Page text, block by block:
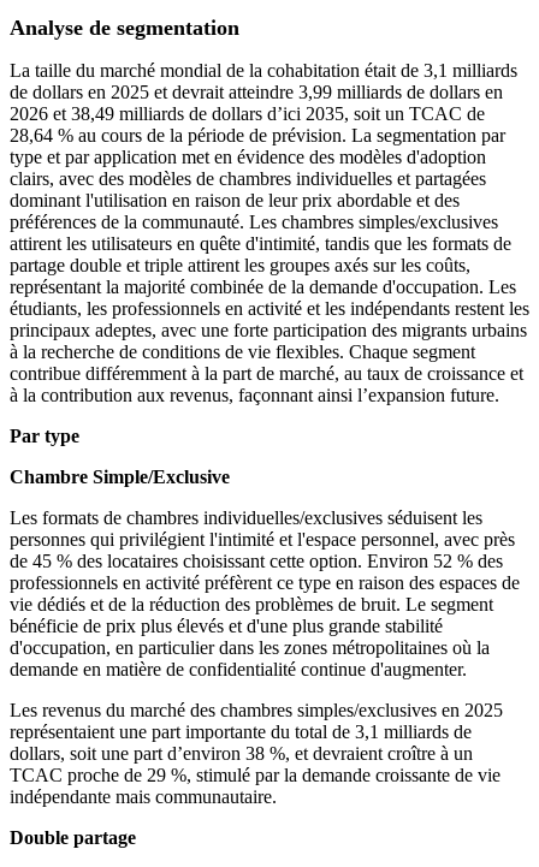
Analyse de segmentation
La taille du marché mondial de la cohabitation était de 3,1 milliards
de dollars en 2025 et devrait atteindre 3,99 milliards de dollars en
2026 et 38,49 milliards de dollars d’ici 2035, soit un TCAC de
28,64 % au cours de la période de prévision. La segmentation par
type et par application met en évidence des modèles d'adoption
clairs, avec des modèles de chambres individuelles et partagées
dominant l'utilisation en raison de leur prix abordable et des
préférences de la communauté. Les chambres simples/exclusives
attirent les utilisateurs en quête d'intimité, tandis que les formats de
partage double et triple attirent les groupes axés sur les coûts,
représentant la majorité combinée de la demande d'occupation. Les
étudiants, les professionnels en activité et les indépendants restent les
principaux adeptes, avec une forte participation des migrants urbains
à la recherche de conditions de vie flexibles. Chaque segment
contribue différemment à la part de marché, au taux de croissance et
à la contribution aux revenus, façonnant ainsi l’expansion future.
Par type
Chambre Simple/Exclusive
Les formats de chambres individuelles/exclusives séduisent les
personnes qui privilégient l'intimité et l'espace personnel, avec près
de 45 % des locataires choisissant cette option. Environ 52 % des
professionnels en activité préfèrent ce type en raison des espaces de
vie dédiés et de la réduction des problèmes de bruit. Le segment
bénéficie de prix plus élevés et d'une plus grande stabilité
d'occupation, en particulier dans les zones métropolitaines où la
demande en matière de confidentialité continue d'augmenter.
Les revenus du marché des chambres simples/exclusives en 2025
représentaient une part importante du total de 3,1 milliards de
dollars, soit une part d’environ 38 %, et devraient croître à un
TCAC proche de 29 %, stimulé par la demande croissante de vie
indépendante mais communautaire.
Double partage